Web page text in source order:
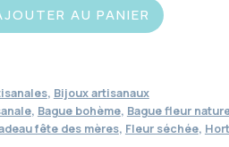
AU PANIER
, Bijoux artisanaux
, Bague bohème, Bague fleur
fête des mères, Fleur séchée,